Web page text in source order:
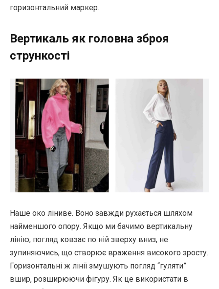
горизонтальний маркер.
Вертикаль як головна зброя
стрункості
Наше око ліниве. Воно завжди рухається шляхом
найменшого опору. Якщо ми бачимо вертикальну
лінію, погляд ковзає по ній зверху вниз, не
зупиняючись, що створює враження високого зросту.
Горизонтальні ж лінії змушують погляд “гуляти”
вшир, розширюючи фігуру. Як це використати в